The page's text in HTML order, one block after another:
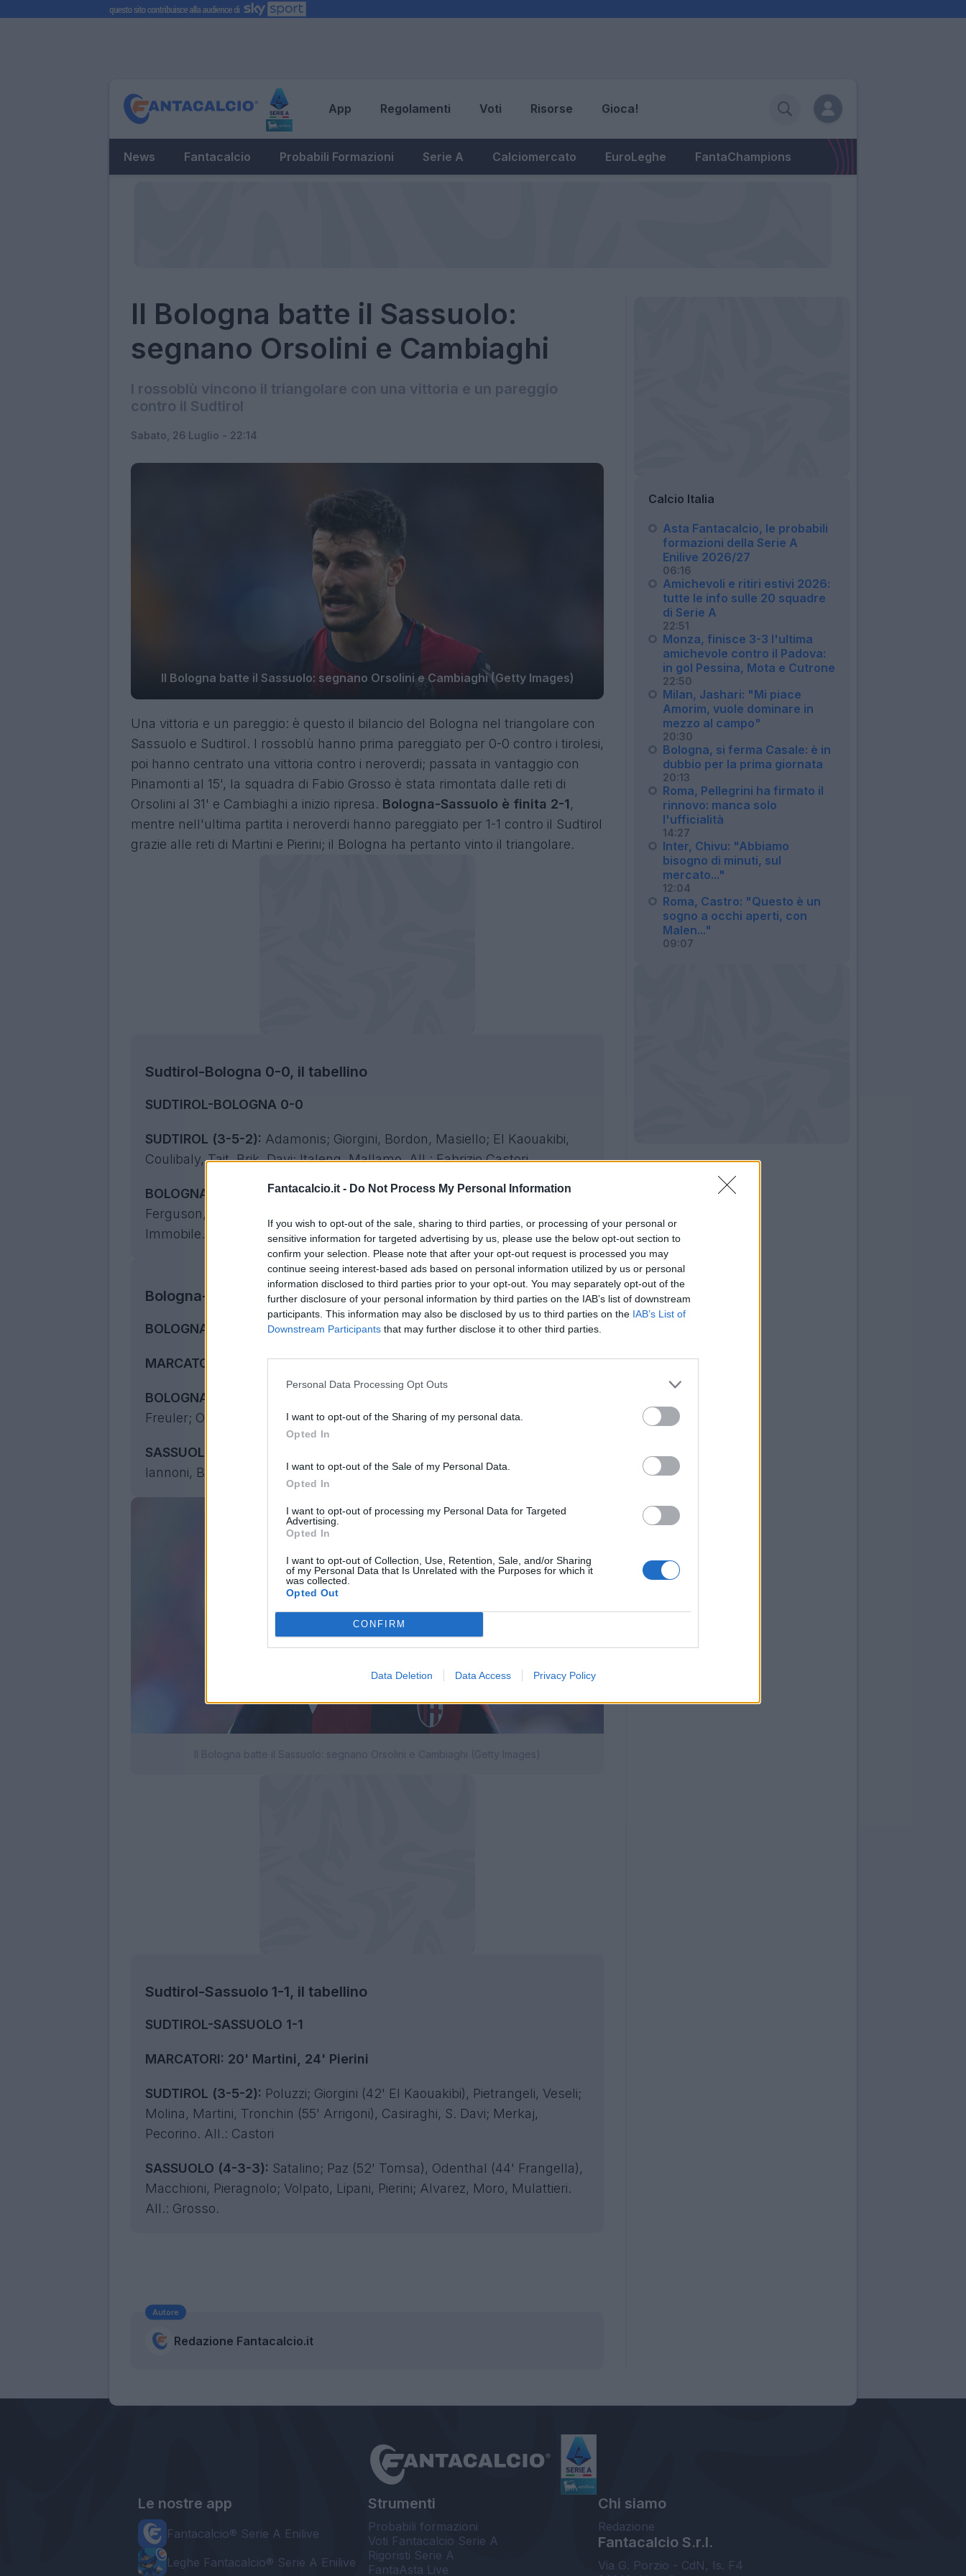
Fantacalcio.it - Do Not Process My Personal Information
If you wish to opt-out of the sale, sharing to third parties, or processing of your personal or
sensitive information for targeted advertising by us, please use the below opt-out section to
confirm your selection. Please note that after your opt-out request is processed you may
continue seeing interest-based ads based on personal information utilized by us or personal
information disclosed to third parties prior to your opt-out. You may separately opt-out of the
further disclosure of your personal information by third parties on the IAB’s list of downstream
participants. This information may also be disclosed by us to third parties on the IAB’s List of
Downstream Participants that may further disclose it to other third parties.
Personal Data Processing Opt Outs
I want to opt-out of the Sharing of my personal data.
Opted In
I want to opt-out of the Sale of my Personal Data.
Opted In
I want to opt-out of processing my Personal Data for Targeted
Advertising.
Opted In
I want to opt-out of Collection, Use, Retention, Sale, and/or Sharing
of my Personal Data that Is Unrelated with the Purposes for which it
was collected.
Opted Out
CONFIRM
Data Deletion Data Access Privacy Policy
App Regolamenti Voti Risorse Gioca!
News Fantacalcio Probabili Formazioni Serie A Calciomercato EuroLeghe FantaChampions
Il Bologna batte il Sassuolo:
segnano Orsolini e Cambiaghi
I rossoblù vincono il triangolare con una vittoria e un pareggio
contro il Sudtirol
Sabato, 26 Luglio - 22:14
Il Bologna batte il Sassuolo: segnano Orsolini e Cambiaghi (Getty Images)
Una vittoria e un pareggio: è questo il bilancio del Bologna nel triangolare con
Sassuolo e Sudtirol. I rossoblù hanno prima pareggiato per 0-0 contro i tirolesi,
poi hanno centrato una vittoria contro i neroverdi; passata in vantaggio con
Pinamonti al 15', la squadra di Fabio Grosso è stata rimontata dalle reti di
Orsolini al 31' e Cambiaghi a inizio ripresa. Bologna-Sassuolo è finita 2-1,
mentre nell'ultima partita i neroverdi hanno pareggiato per 1-1 contro il Sudtirol
grazie alle reti di Martini e Pierini; il Bologna ha pertanto vinto il triangolare.
Sudtirol-Bologna 0-0, il tabellino
SUDTIROL-BOLOGNA 0-0
SUDTIROL (3-5-2): Adamonis; Giorgini, Bordon, Masiello; El Kaouakibi,
Coulibaly, Tait, Brik, Davi; Italeng, Mallamo. All.: Fabrizio Castori.
BOLOGNA (4-2-3-1):Ravaglia; De Silvestri, Casale, Ilic, Miranda;
Ferguson, Aebischer; Ndoye (31′ Bernardeschi), Fabbian, Dominguez;
Immobile. All.: Italiano.
Bologna-Sassuolo 2-1, il tabellino
BOLOGNA-SASSUOLO 2-1
MARCATORI: 15' Pinamonti, 31' Orsolini, 52' Cambiaghi
BOLOGNA (4-2-3-1):
Freuler; Orsolini, Karlsson, Cambiaghi; Castro. All.: Italiano.
SASSUOLO (4-3-3):
Iannoni, Boloca, Ghion; Berardi, Pinamonti, Laurienté. All.: Grosso.
Il Bologna batte il Sassuolo: segnano Orsolini e Cambiaghi (Getty Images)
Sudtirol-Sassuolo 1-1, il tabellino
SUDTIROL-SASSUOLO 1-1
MARCATORI: 20' Martini, 24' Pierini
SUDTIROL (3-5-2): Poluzzi; Giorgini (42' El Kaouakibi), Pietrangeli, Veseli;
Molina, Martini, Tronchin (55' Arrigoni), Casiraghi, S. Davi; Merkaj,
Pecorino. All.: Castori
SASSUOLO (4-3-3): Satalino; Paz (52' Tomsa), Odenthal (44' Frangella),
Macchioni, Pieragnolo; Volpato, Lipani, Pierini; Alvarez, Moro, Mulattieri.
All.: Grosso.
Autore
Redazione Fantacalcio.it
Calcio Italia
Asta Fantacalcio, le probabili
formazioni della Serie A
Enilive 2026/27
06:16
Amichevoli e ritiri estivi 2026:
tutte le info sulle 20 squadre
di Serie A
22:51
Monza, finisce 3-3 l'ultima
amichevole contro il Padova:
in gol Pessina, Mota e Cutrone
22:50
Milan, Jashari: "Mi piace
Amorim, vuole dominare in
mezzo al campo"
20:30
Bologna, si ferma Casale: è in
dubbio per la prima giornata
20:13
Roma, Pellegrini ha firmato il
rinnovo: manca solo
l'ufficialità
14:27
Inter, Chivu: "Abbiamo
bisogno di minuti, sul
mercato..."
12:04
Roma, Castro: "Questo è un
sogno a occhi aperti, con
Malen..."
09:07
Le nostre app
Fantacalcio® Serie A Enilive
Leghe Fantacalcio® Serie A Enilive
Strumenti
Probabili formazioni
Voti Fantacalcio Serie A
Rigoristi Serie A
FantaAsta Live
Chi siamo
Redazione
Fantacalcio S.r.l.
Via G. Porzio - CdN, Is. F4